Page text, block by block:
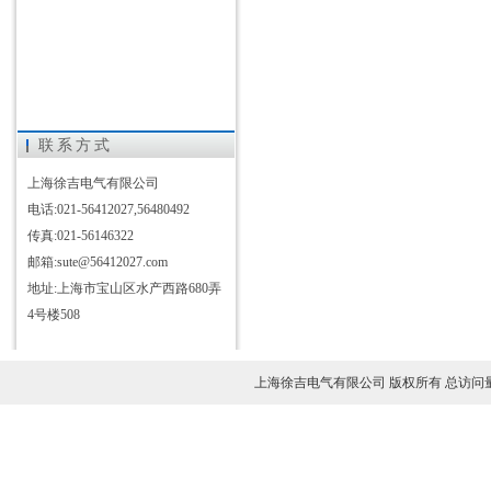
联系方式
上海徐吉电气有限公司
电话:021-56412027,56480492
传真:021-56146322
邮箱:sute@56412027.com
地址:上海市宝山区水产西路680弄
4号楼508
上海徐吉电气有限公司 版权所有 总访问